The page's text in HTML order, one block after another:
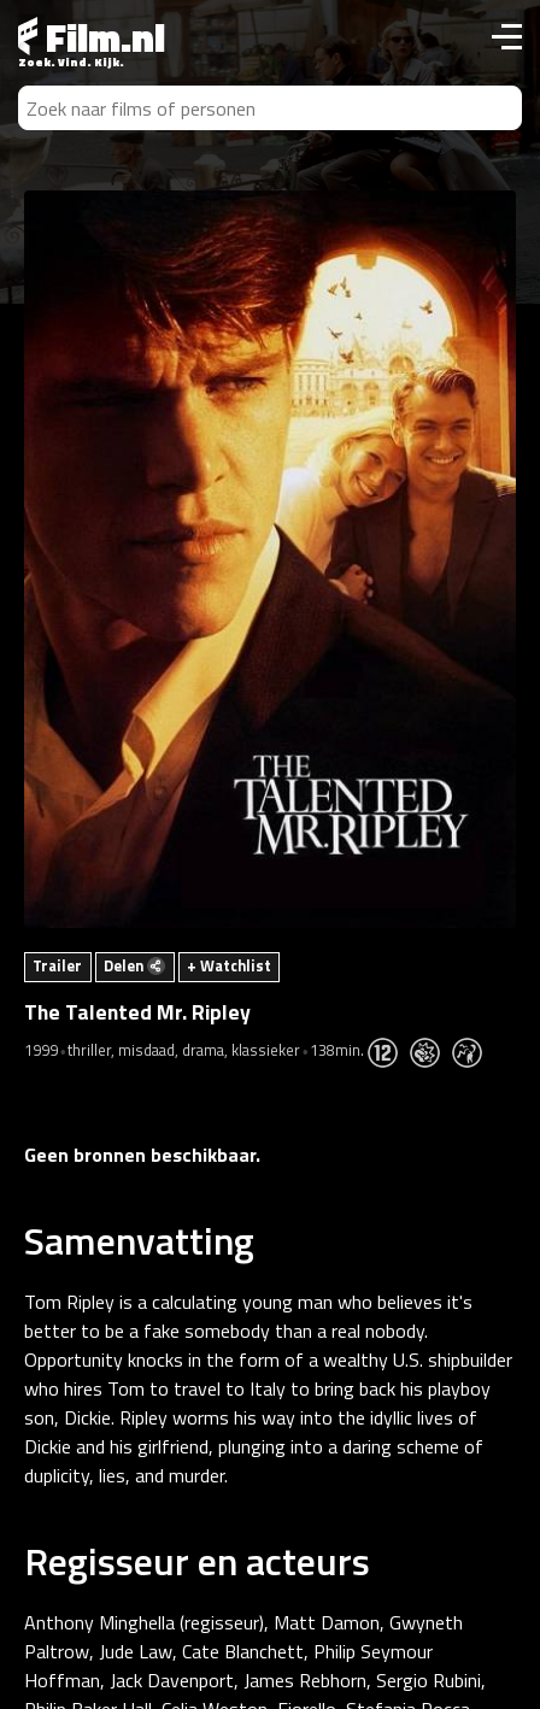
Film.nl
Zoek. Vind. Kijk.
Trailer Delen + Watchlist
The Talented Mr. Ripley
1999 thriller, misdaad, drama, klassieker 138min.
Geen bronnen beschikbaar.
Samenvatting
Tom Ripley is a calculating young man who believes it's
better to be a fake somebody than a real nobody.
Opportunity knocks in the form of a wealthy U.S. shipbuilder
who hires Tom to travel to Italy to bring back his playboy
son, Dickie. Ripley worms his way into the idyllic lives of
Dickie and his girlfriend, plunging into a daring scheme of
duplicity, lies, and murder.
Regisseur en acteurs
Anthony Minghella (regisseur), Matt Damon, Gwyneth
Paltrow, Jude Law, Cate Blanchett, Philip Seymour
Hoffman, Jack Davenport, James Rebhorn, Sergio Rubini,